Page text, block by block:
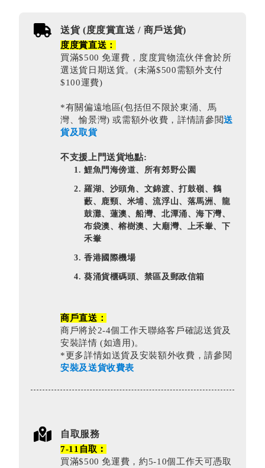
送貨 (度度賞直送 / 商戶送貨)
度度賞直送：
買滿$500 免運費，度度賞物流伙伴會於所
選送貨日期送貨。(未滿$500需額外支付
$100運費)
*有關偏遠地區(包括但不限於東涌、馬
灣、愉景灣) 或需額外收費，詳情請參閲送
貨及取貨
不支援上門送貨地點:
鯉魚門海傍道、所有郊野公園
羅湖、沙頭角、文錦渡、打鼓嶺、鶴
藪、鹿頸、米埔、流浮山、落馬洲、龍
鼓灘、蓮澳、船灣、北潭涌、海下灣、
布袋澳、榕樹澳、大廟灣、上禾輋、下
禾輋
香港國際機場
葵涌貨櫃碼頭、禁區及郵政信箱
商戶直送：
商戶將於2-4個工作天聯絡客戶確認送貨及
安裝詳情 (如適用)。
*更多詳情如送貨及安裝額外收費，請參閱
安裝及送貨收費表
自取服務
7-11自取︰
買滿$500 免運費，約5-10個工作天可憑取